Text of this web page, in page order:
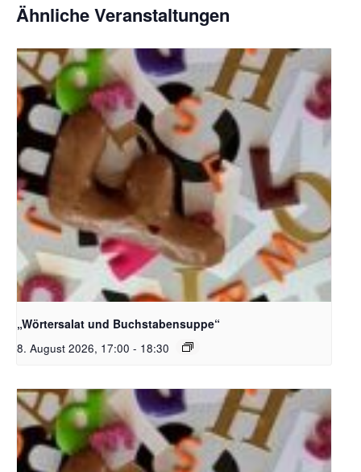
Ähnliche Veranstaltungen
Bildquelle_ Pixabay Free_Christoph Meinersmann
„Wörtersalat und Buchstabensuppe“
8. August 2026, 17:00 - 18:30